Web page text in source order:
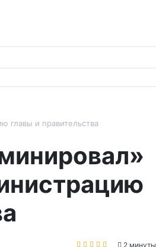
главы и правительства
2 минуты